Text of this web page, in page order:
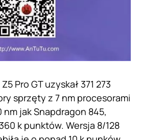
Pro GT uzyskał 371 273
sprzęty z 7 nm procesorami
nm jak Snapdragon 845,
k punktów. Wersja 8/128